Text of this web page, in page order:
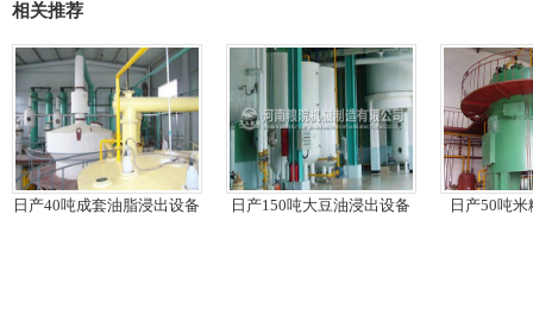
相关推荐
日产40吨成套油脂浸出设备 日产150吨大豆油浸出设备 日产50吨